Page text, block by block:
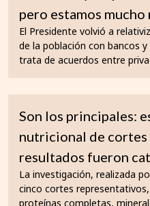
pero estamos mucho
El Presidente volvió a
de la población con bancos
trata de acuerdos entre
Son los principales:
nutricional de cortes
resultados fueron
La investigación, realizada
cinco cortes
proteínas completas,